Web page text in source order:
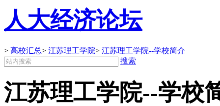
人大经济论坛
> 高校汇总> 江苏理工学院> 江苏理工学院--学校简介
搜索
江苏理工学院--学校